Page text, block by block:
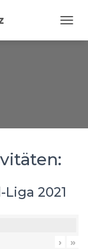
2021
› »